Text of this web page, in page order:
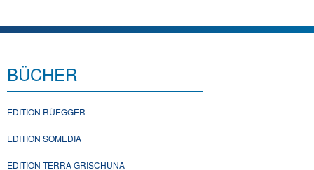
BÜCHER
EDITION RÜEGGER
EDITION SOMEDIA
EDITION TERRA GRISCHUNA